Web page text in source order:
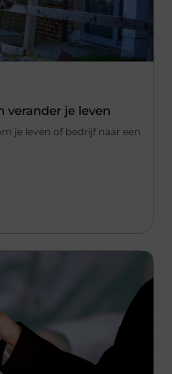
verander je leven
je leven of bedrijf naar een